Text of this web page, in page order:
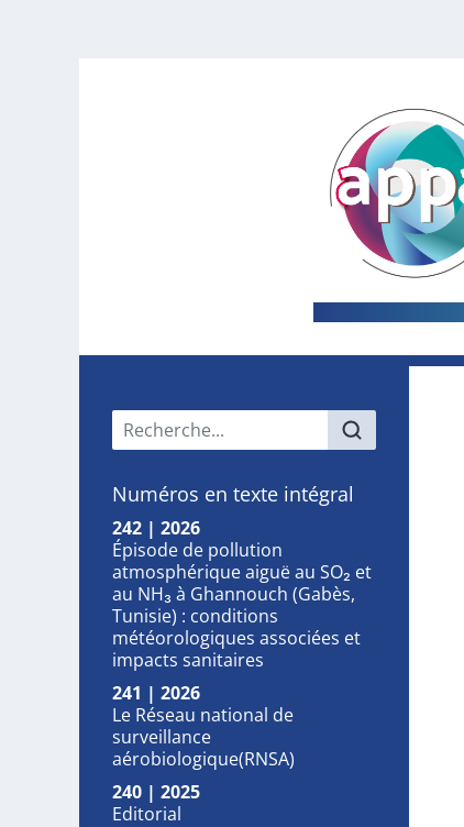
Menu principal
Numéros en texte intégral
242 | 2026
Épisode de pollution
atmosphérique aiguë au SO₂ et
au NH₃ à Ghannouch (Gabès,
Tunisie) : conditions
météorologiques associées et
impacts sanitaires
241 | 2026
Le Réseau national de
surveillance
aérobiologique(RNSA)
240 | 2025
Editorial